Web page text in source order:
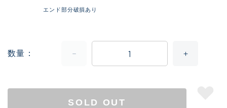
エンド部分破損あり
数量
SOLD OUT